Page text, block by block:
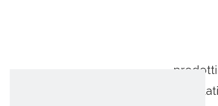
prodotti
correlati